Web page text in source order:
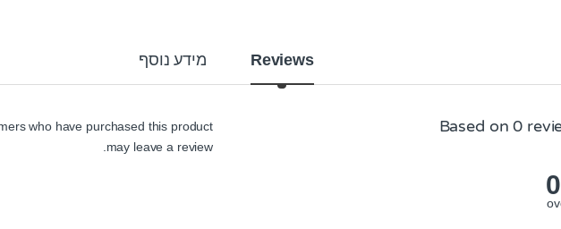
Reviews מידע נוסף
Based on 0
who have purchased this product
may leave a review.